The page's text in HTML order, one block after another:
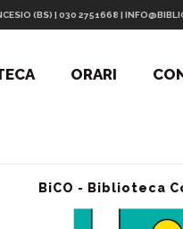
(BS) | 030 2751668 |
ORARI
BiCO - Biblioteca